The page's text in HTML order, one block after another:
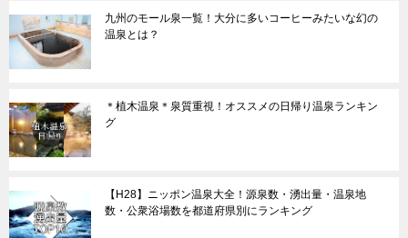
九州のモール泉一覧！大分に多いコーヒーみたいな幻の
温泉とは？
＊植木温泉＊泉質重視！オススメの日帰り温泉ランキン
グ
【H28】ニッポン温泉大全！源泉数・湧出量・温泉地
数・公衆浴場数を都道府県別にランキング